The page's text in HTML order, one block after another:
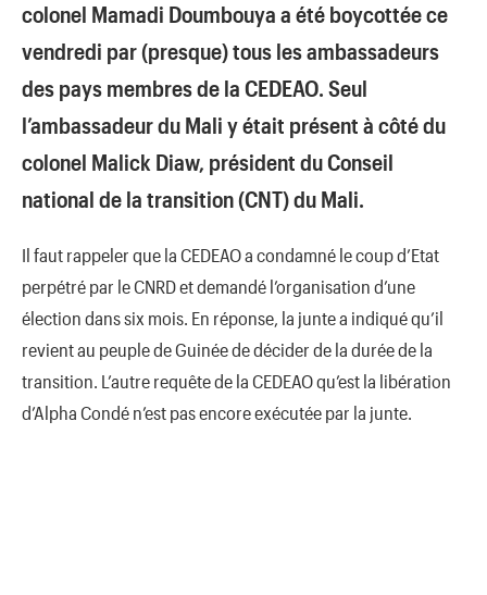
colonel Mamadi Doumbouya a été boycottée ce
vendredi par (presque) tous les ambassadeurs
des pays membres de la CEDEAO. Seul
l’ambassadeur du Mali y était présent à côté du
colonel Malick Diaw, président du Conseil
national de la transition (CNT) du Mali.
Il faut rappeler que la CEDEAO a condamné le coup d’Etat
perpétré par le CNRD et demandé l’organisation d’une
élection dans six mois. En réponse, la junte a indiqué qu’il
revient au peuple de Guinée de décider de la durée de la
transition. L’autre requête de la CEDEAO qu’est la libération
d’Alpha Condé n’est pas encore exécutée par la junte.